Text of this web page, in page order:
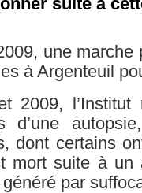
suite à
une marche
à Argenteuil
2009,
d’une
dont certains
mort suite à un
par